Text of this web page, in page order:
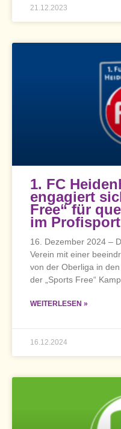
21.12.2023
1. FC
engagiert
Free“ für
im Profisport
16. Dezember 2024 –
Verein mit einer
von der Oberliga in
der „Sports Free“
WEITERLESEN »
16.12.2024